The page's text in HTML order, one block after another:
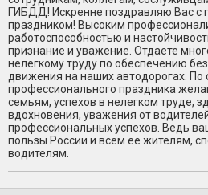
ГИБДД! Искренне поздравляю Вас с
праздником! Высоким
работоспособностью и
признание и уважение. Отдаете
нелегкому труду по обеспечению
движения на наших автодорогах. По
профессионального праздника
семьям, успехов в нелегком труде,
вдохновения, уважения от
профессиональных успехов. Ведь
пользы России и всем ее жителям,
водителям.